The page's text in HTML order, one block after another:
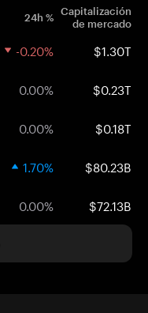
24h % Capitalización
de mercado
-0.20% $1.30T
0.00% $0.23T
0.00% $0.18T
1.70% $80.23B
0.00% $72.13B